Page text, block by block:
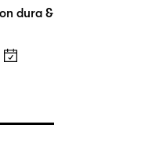
dura &